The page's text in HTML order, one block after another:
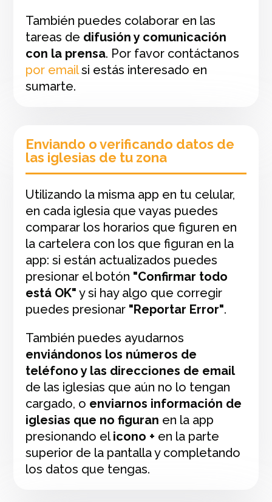
También puedes colaborar en las
tareas de difusión y comunicación
con la prensa. Por favor contáctanos
por email si estás interesado en
sumarte.
Enviando o verificando datos de
las iglesias de tu zona
Utilizando la misma app en tu celular,
en cada iglesia que vayas puedes
comparar los horarios que figuren en
la cartelera con los que figuran en la
app: si están actualizados puedes
presionar el botón "Confirmar todo
está OK" y si hay algo que corregir
puedes presionar "Reportar Error".
También puedes ayudarnos
enviándonos los números de
teléfono y las direcciones de email
de las iglesias que aún no lo tengan
cargado, o enviarnos información de
iglesias que no figuran en la app
presionando el icono + en la parte
superior de la pantalla y completando
los datos que tengas.